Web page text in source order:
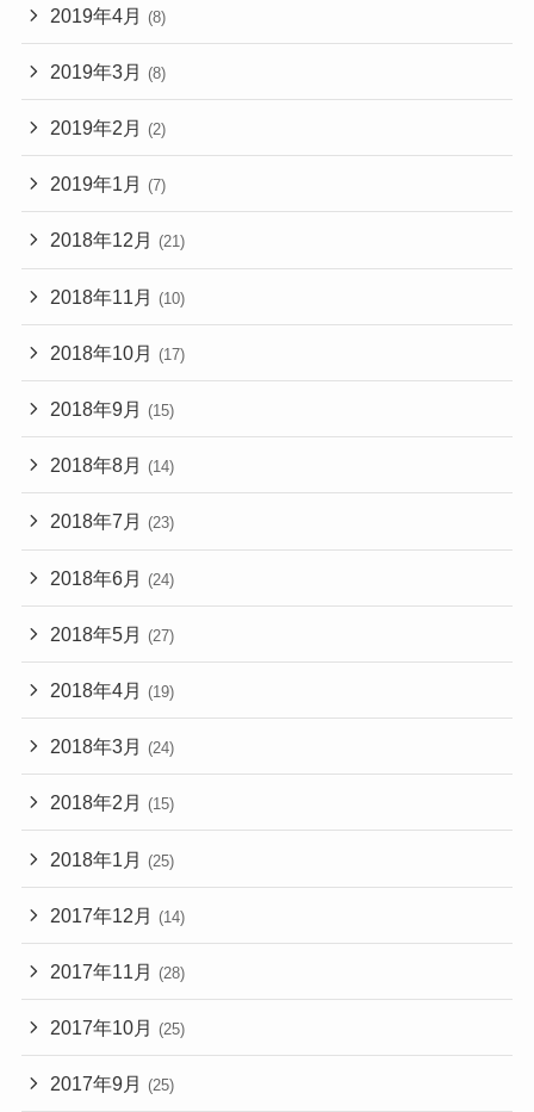
2019年4月 (8)
2019年3月 (8)
2019年2月 (2)
2019年1月 (7)
2018年12月 (21)
2018年11月 (10)
2018年10月 (17)
2018年9月 (15)
2018年8月 (14)
2018年7月 (23)
2018年6月 (24)
2018年5月 (27)
2018年4月 (19)
2018年3月 (24)
2018年2月 (15)
2018年1月 (25)
2017年12月 (14)
2017年11月 (28)
2017年10月 (25)
2017年9月 (25)